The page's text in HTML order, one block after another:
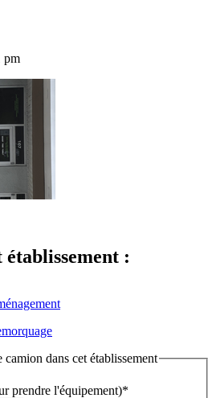
pm
établissement :
dans cet établissement
prendre l'équipement)*